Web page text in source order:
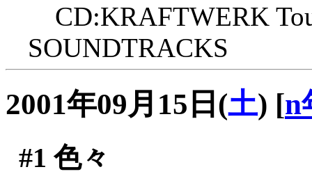
CD:KRAFTWERK
SOUNDTRACKS
2001年09月15日(土) [n
#1 色々